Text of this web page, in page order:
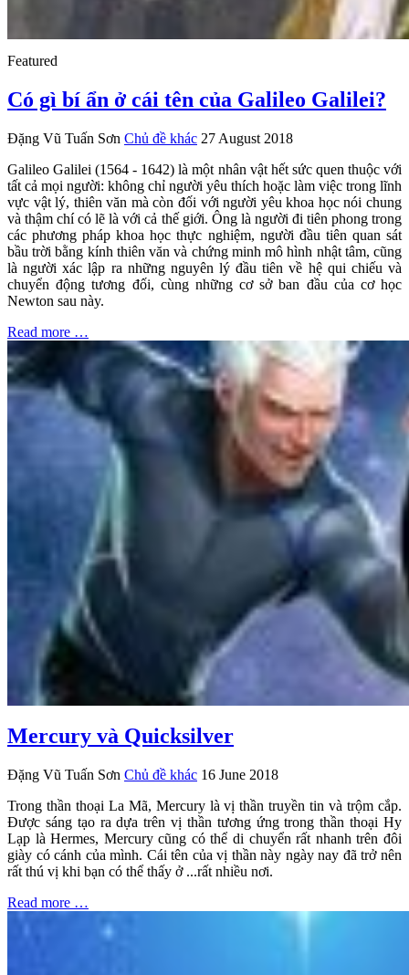
Featured
Có gì bí ẩn ở cái tên của Galileo Galilei?
Đặng Vũ Tuấn Sơn Chủ đề khác 27 August 2018
Galileo Galilei (1564 - 1642) là một nhân vật hết sức quen thuộc với
tất cả mọi người: không chỉ người yêu thích hoặc làm việc trong lĩnh
vực vật lý, thiên văn mà còn đối với người yêu khoa học nói chung
và thậm chí có lẽ là với cả thế giới. Ông là người đi tiên phong trong
các phương pháp khoa học thực nghiệm, người đầu tiên quan sát
bầu trời bằng kính thiên văn và chứng minh mô hình nhật tâm, cũng
là người xác lập ra những nguyên lý đầu tiên về hệ qui chiếu và
chuyển động tương đối, cùng những cơ sở ban đầu của cơ học
Newton sau này.
Read more …
Mercury và Quicksilver
Đặng Vũ Tuấn Sơn Chủ đề khác 16 June 2018
Trong thần thoại La Mã, Mercury là vị thần truyền tin và trộm cắp.
Được sáng tạo ra dựa trên vị thần tương ứng trong thần thoại Hy
Lạp là Hermes, Mercury cũng có thể di chuyển rất nhanh trên đôi
giày có cánh của mình. Cái tên của vị thần này ngày nay đã trở nên
rất thú vị khi bạn có thể thấy ở ...rất nhiều nơi.
Read more …